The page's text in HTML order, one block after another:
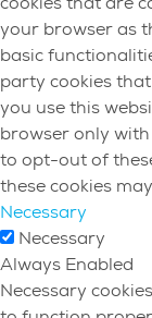
your browser as
basic
party cookies
you use this
browser only
to opt-out of
these cookies
Necessary
Necessary
Always Enabled
Necessary